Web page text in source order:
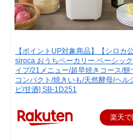
【ポイントUP対象商品】【シロカ公
siroca おうちベーカリー ベーシッ
イプ/21メニュー/超早焼きコース/餅
コンパクト/焼きいも/天然酵母/ヘル
ピ/甘酒] SB-1D251
楽天で